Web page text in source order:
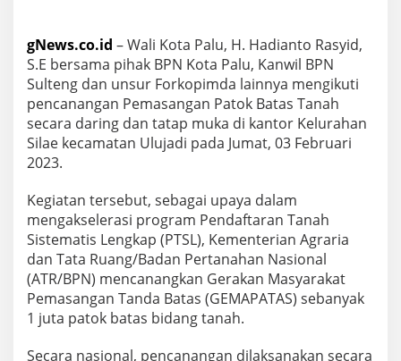
gNews.co.id – Wali Kota Palu, H. Hadianto Rasyid,
S.E bersama pihak BPN Kota Palu, Kanwil BPN
Sulteng dan unsur Forkopimda lainnya mengikuti
pencanangan Pemasangan Patok Batas Tanah
secara daring dan tatap muka di kantor Kelurahan
Silae kecamatan Ulujadi pada Jumat, 03 Februari
2023.
Kegiatan tersebut, sebagai upaya dalam
mengakselerasi program Pendaftaran Tanah
Sistematis Lengkap (PTSL), Kementerian Agraria
dan Tata Ruang/Badan Pertanahan Nasional
(ATR/BPN) mencanangkan Gerakan Masyarakat
Pemasangan Tanda Batas (GEMAPATAS) sebanyak
1 juta patok batas bidang tanah.
Secara nasional, pencanangan dilaksanakan secara